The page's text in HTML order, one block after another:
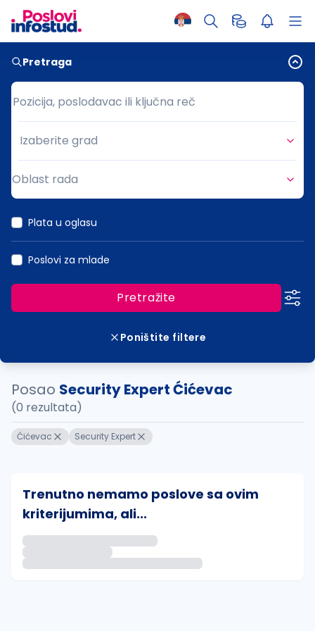
Pretraga
Pozicija, poslodavac ili ključna reč
Pozicija, poslodavac ili ključna reč
Grad
Izaberite grad
Oblast rada
Plata u oglasu
Poslovi za mlade
Pretražite
Poništite filtere
Posao Security Expert Ćićevac
(0 rezultata)
Ćićevac Security Expert
Trenutno nemamo poslove sa ovim
kriterijumima, ali...